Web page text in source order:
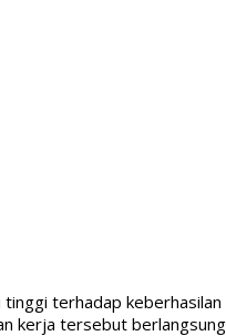
terhadap
kerja tersebut